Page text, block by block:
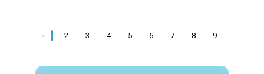
« 1 2 3 4 5 6 7 8 9